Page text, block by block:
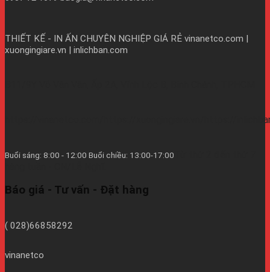
THIẾT KẾ - IN ẤN CHUYÊN NGHIỆP GIÁ RẺ vinanetco.com |
xuongingiare.vn | inlichban.com
https://vinanetco.com/https://xuongingiare.vn/https://
Buổi sáng: 8:00 - 12:00 Buổi chiều: 13:00-17:00
Báo giá - Tư vấn - Đặt hàng
( 028)66858292
vinanetco